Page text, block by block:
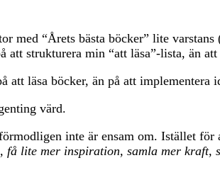
med “Årets bästa böcker” lite
att strukturera min “att läsa”-lista, än
att läsa böcker, än på att implementera
värd.
inte är ensam om. Istället
lite mer inspiration, samla mer kraft,